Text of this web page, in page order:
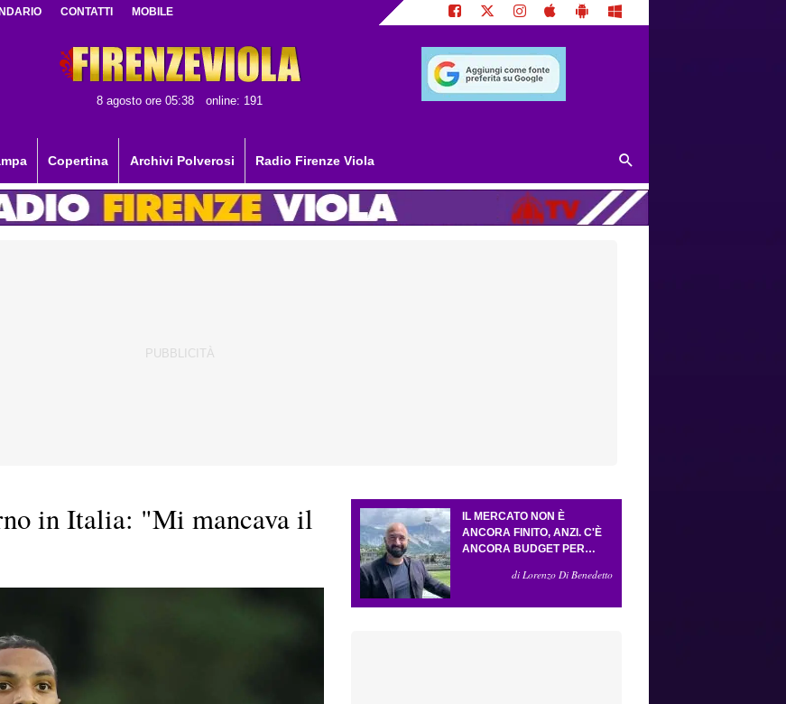
CONTATTI MOBILE
8 agosto ore 05:38 online: 191
Copertina Archivi Polverosi Radio Firenze Viola
in Italia: "Mi mancava il
IL MERCATO NON È
ANCORA FINITO, ANZI. C'È
ANCORA BUDGET PER
COLPO IMPORTANTE E
di Lorenzo Di Benedetto